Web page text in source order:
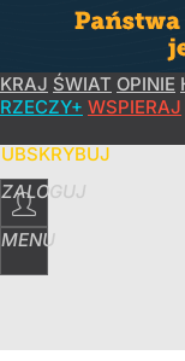
KRAJ ŚWIAT OPINIE
RZECZY+ WSPIERAJ
ZALOGUJ
MENU